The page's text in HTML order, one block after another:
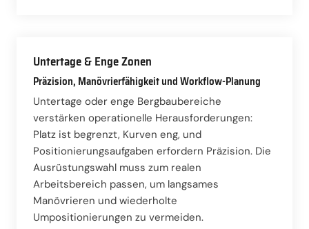
Untertage & Enge Zonen
Präzision, Manövrierfähigkeit und Workflow-Planung
Untertage oder enge Bergbaubereiche
verstärken operationelle Herausforderungen:
Platz ist begrenzt, Kurven eng, und
Positionierungsaufgaben erfordern Präzision. Die
Ausrüstungswahl muss zum realen
Arbeitsbereich passen, um langsames
Manövrieren und wiederholte
Umpositionierungen zu vermeiden.